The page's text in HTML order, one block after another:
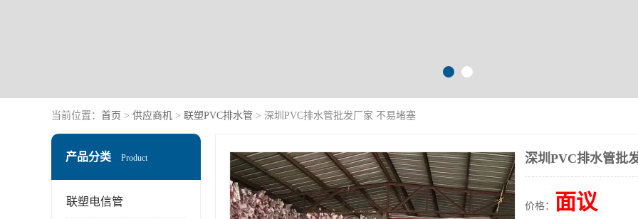
当前位置： 首页 > 供应商机 > 联塑PVC排水管 > 深圳PVC排水管批发厂家 不易堵塞
产品分类 Product
联塑电信管
深圳PVC排水管批
价格： 面议